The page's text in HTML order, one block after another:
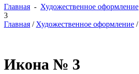
Главная - Художественное оформление
3
Главная / Художественное оформление /
Икона № 3